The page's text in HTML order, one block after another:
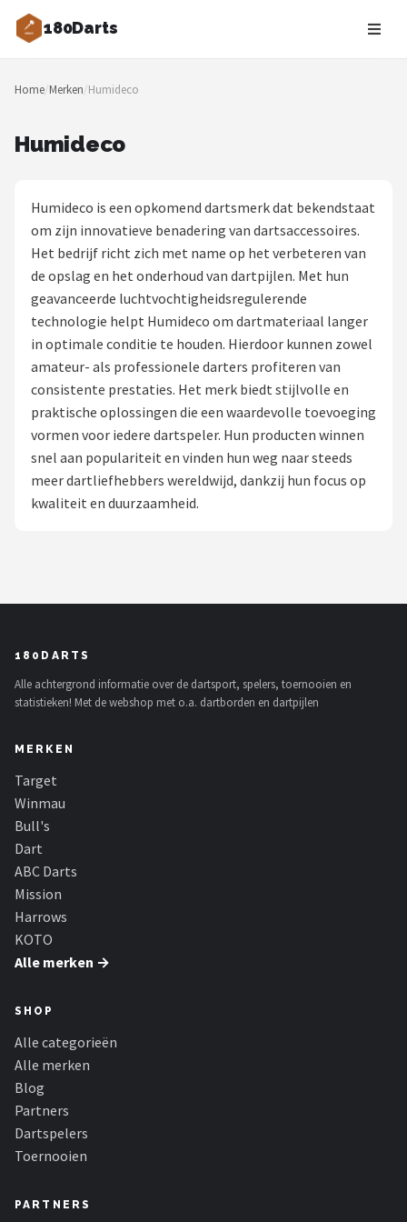
180Darts
Zoeken
NAVIGATIE
Blog
Dartspelers
Toernooien
Spelregels
Uitgooilijst
Dartshop
Target
ABC Darts
Harrows
KOTO
Unicorn
Alle merken →
Home/Merken/Humideco
Humideco
Humideco is een opkomend dartsmerk dat bekendstaat
om zijn innovatieve benadering van dartsaccessoires.
Het bedrijf richt zich met name op het verbeteren van
de opslag en het onderhoud van dartpijlen. Met hun
geavanceerde luchtvochtigheidsregulerende
technologie helpt Humideco om dartmateriaal langer
in optimale conditie te houden. Hierdoor kunnen zowel
amateur- als professionele darters profiteren van
consistente prestaties. Het merk biedt stijlvolle en
praktische oplossingen die een waardevolle toevoeging
vormen voor iedere dartspeler. Hun producten winnen
snel aan populariteit en vinden hun weg naar steeds
meer dartliefhebbers wereldwijd, dankzij hun focus op
kwaliteit en duurzaamheid.
180DARTS
Alle achtergrond informatie over de dartsport, spelers, toernooien en
statistieken! Met de webshop met o.a. dartborden en dartpijlen
MERKEN
Target
Winmau
Bull's
Dart
ABC Darts
Mission
Harrows
KOTO
Alle merken →
SHOP
Alle categorieën
Alle merken
Blog
Partners
Dartspelers
Toernooien
PARTNERS